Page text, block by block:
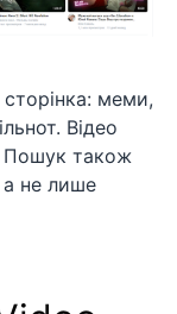
меми,
Відео
Пошук також
а не лише